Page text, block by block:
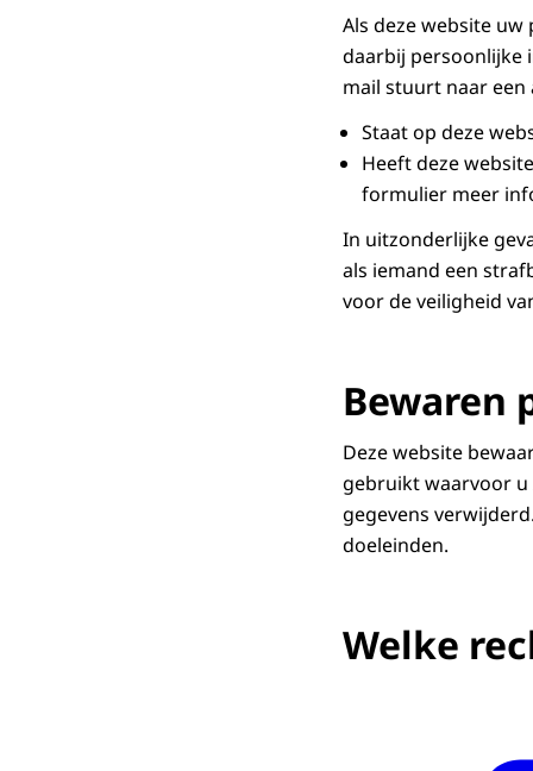
Als deze website
daarbij persoonlijke
mail stuurt naar een
Staat op deze
Heeft deze
formulier meer
In uitzonderlijke
als iemand een
voor de veiligheid
Bewaren
Deze website
gebruikt waarvoor
gegevens
doeleinden.
Welke